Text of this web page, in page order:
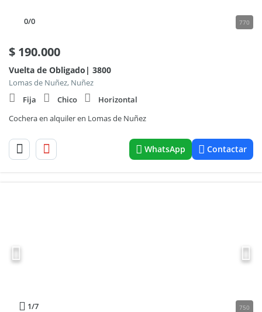
0/0 770
$ 190.000
Vuelta de Obligado| 3800
Lomas de Nuñez, Nuñez
Fija
Chico
Horizontal
Cochera en alquiler en Lomas de Nuñez
WhatsApp Contactar
1/7 750